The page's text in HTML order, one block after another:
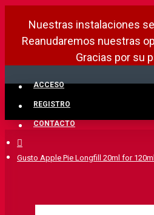
Nuestras instalaciones
Reanudaremos nuestras
Gracias por su
ACCESO
REGISTRO
CONTACTO
Gusto Apple Pie Longfill 20ml for 120ml